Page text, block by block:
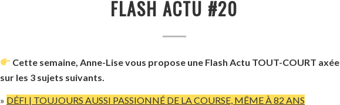
FLASH ACTU #20
Cette semaine, Anne-Lise vous propose une Flash Actu TOUT-COURT axée
sur les 3 sujets suivants.
» DÉFI | TOUJOURS AUSSI PASSIONNÉ DE LA COURSE, MÊME À 82 ANS